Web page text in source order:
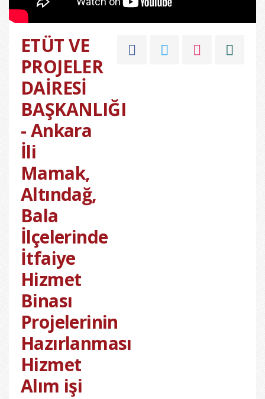
ETÜT VE
PROJELER
DAİRESİ
BAŞKANLIĞI
- Ankara
İli
Mamak,
Altındağ,
Bala
İlçelerinde
İtfaiye
Hizmet
Binası
Projelerinin
Hazırlanması
Hizmet
Alım işi